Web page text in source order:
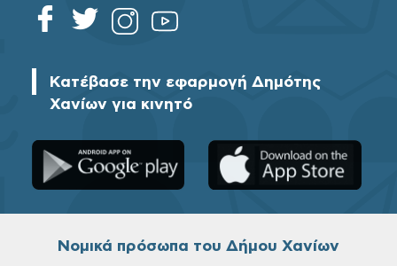
Κατέβασε την εφαρμογή Δημότης
Χανίων για κινητό
Νομικά πρόσωπα του Δήμου Χανίων